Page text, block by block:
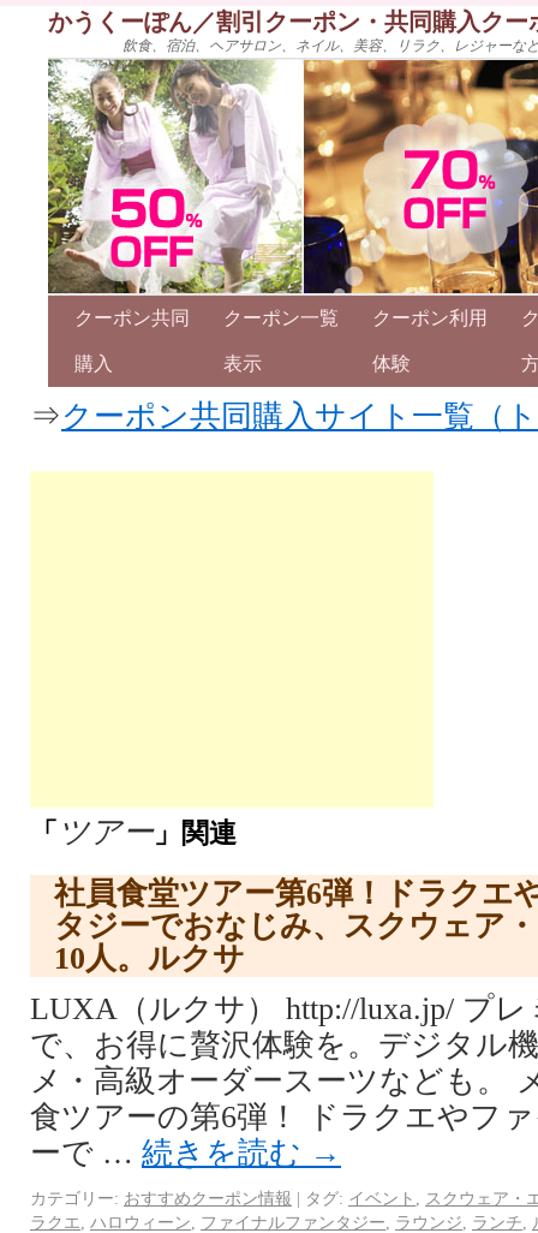
かうくーぽん／割引クーポン・共同購入ク
飲食、宿泊、ヘアサロン、ネイル、美容、リラク、レジャー
クーポン共同
購入
クーポン一覧
表示
クーポン利用
体験
⇒クーポン共同購入サイト一覧（
「 ツアー」関連
社員食堂ツアー第6弾！ドラクエ
タジーでおなじみ、スクウェア
10人。ルクサ
LUXA（ルクサ） http://luxa.jp/ プ
で、お得に贅沢体験を。デジタル
メ・高級オーダースーツなども。
食ツアーの第6弾！ ドラクエやフ
ーで … 続きを読む →
カテゴリー: おすすめクーポン情報 | タグ: イベント
スクウェア・
ラクエ ハロウィーン ファイナルファンタジー ラウンジ ランチ